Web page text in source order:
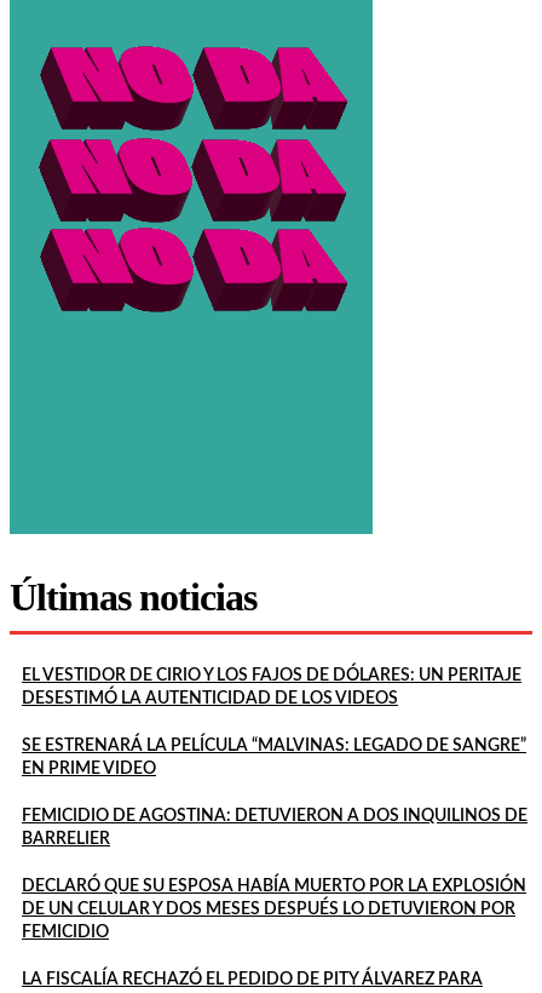
Últimas noticias
EL VESTIDOR DE CIRIO Y LOS FAJOS DE DÓLARES: UN PERITAJE
DESESTIMÓ LA AUTENTICIDAD DE LOS VIDEOS
SE ESTRENARÁ LA PELÍCULA “MALVINAS: LEGADO DE SANGRE”
EN PRIME VIDEO
FEMICIDIO DE AGOSTINA: DETUVIERON A DOS INQUILINOS DE
BARRELIER
DECLARÓ QUE SU ESPOSA HABÍA MUERTO POR LA EXPLOSIÓN
DE UN CELULAR Y DOS MESES DESPUÉS LO DETUVIERON POR
FEMICIDIO
LA FISCALÍA RECHAZÓ EL PEDIDO DE PITY ÁLVAREZ PARA